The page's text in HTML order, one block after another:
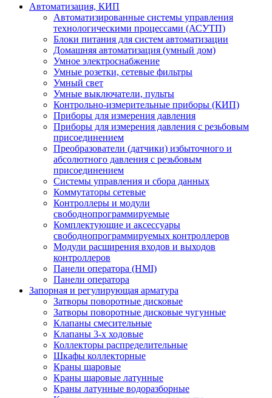
Автоматизация, КИП
Автоматизированные системы управления
технологическими процессами (АСУТП)
Блоки питания для систем автоматизации
Домашняя автоматизация (умный дом)
Умное электроснабжение
Умные розетки, сетевые фильтры
Умный свет
Умные выключатели, пульты
Контрольно-измерительные приборы (КИП)
Приборы для измерения давления
Приборы для измерения давления с резьбовым
присоединением
Преобразователи (датчики) избыточного и
абсолютного давления с резьбовым
присоединением
Системы управления и сбора данных
Коммутаторы сетевые
Контроллеры и модули
свободнопрограммируемые
Комплектующие и аксессуары
свободнопрограммируемых контроллеров
Модули расширения входов и выходов
контроллеров
Панели оператора (HMI)
Панели оператора
Запорная и регулирующая арматура
Затворы поворотные дисковые
Затворы поворотные дисковые чугунные
Клапаны смесительные
Клапаны 3-х ходовые
Коллекторы распределительные
Шкафы коллекторные
Краны шаровые
Краны шаровые латунные
Краны латунные водоразборные